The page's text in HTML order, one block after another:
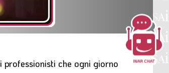
che ogni giorno